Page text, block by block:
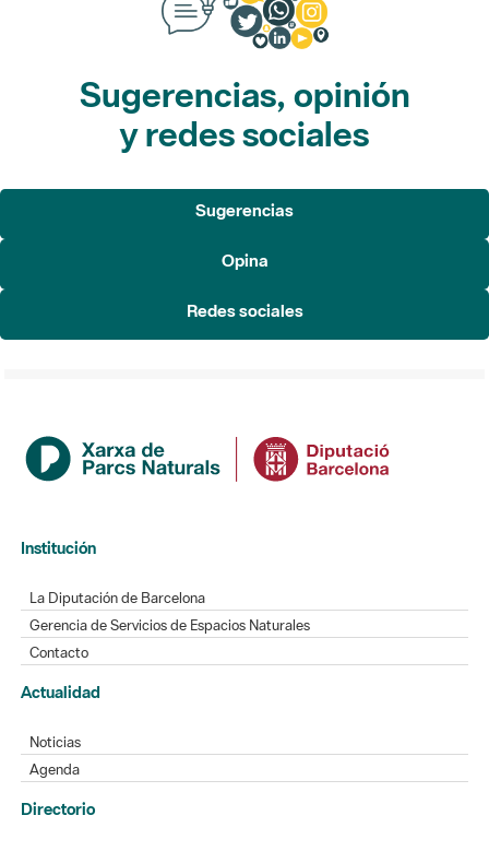
Sugerencias, opinión
y redes sociales
Sugerencias
Opina
Redes sociales
Institución
La Diputación de Barcelona
Gerencia de Servicios de Espacios Naturales
Contacto
Actualidad
Noticias
Agenda
Directorio